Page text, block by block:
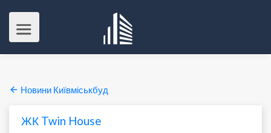
Новини Київміськбуд
ЖК Twin House